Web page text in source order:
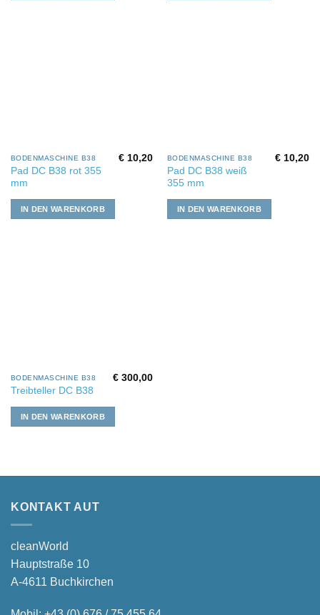
BODENMASCHINE B38
Pad DC B38 rot 355
mm
€ 10,20
IN DEN WARENKORB
BODENMASCHINE B38
Pad DC B38 weiß
355 mm
€ 10,20
IN DEN WARENKORB
BODENMASCHINE B38
Treibteller DC B38
€ 300,00
IN DEN WARENKORB
KONTAKT AUT
cleanWorld
Hauptstraße 10
A-4611 Buchkirchen